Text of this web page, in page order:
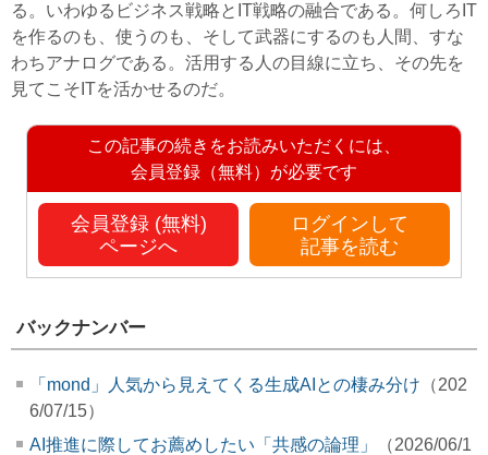
る。いわゆるビジネス戦略とIT戦略の融合である。何しろIT
を作るのも、使うのも、そして武器にするのも人間、すな
わちアナログである。活用する人の目線に立ち、その先を
見てこそITを活かせるのだ。
この記事の続きをお読みいただくには、
会員登録（無料）が必要です
会員登録 (無料)
ページへ
ログインして
記事を読む
バックナンバー
「mond」人気から見えてくる生成AIとの棲み分け （202
6/07/15）
AI推進に際してお薦めしたい「共感の論理」
（2026/06/1